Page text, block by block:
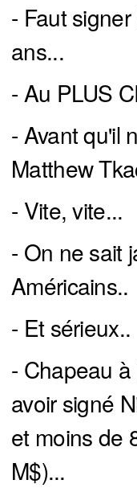
- Faut
ans...
- Au PLUS
- Avant qu'il
Matthew
- Vite, vite...
- On ne sait
Américains..
- Et sérieux..
- Chapeau
avoir signé
et moins de
M$)...